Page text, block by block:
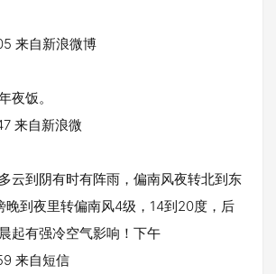
来自新浪微博
饭。
来自新浪微
到阴有时有阵雨，偏南风夜转北到东
晚到夜里转偏南风4级，14到20度，后
起有强冷空气影响！下午
来自短信